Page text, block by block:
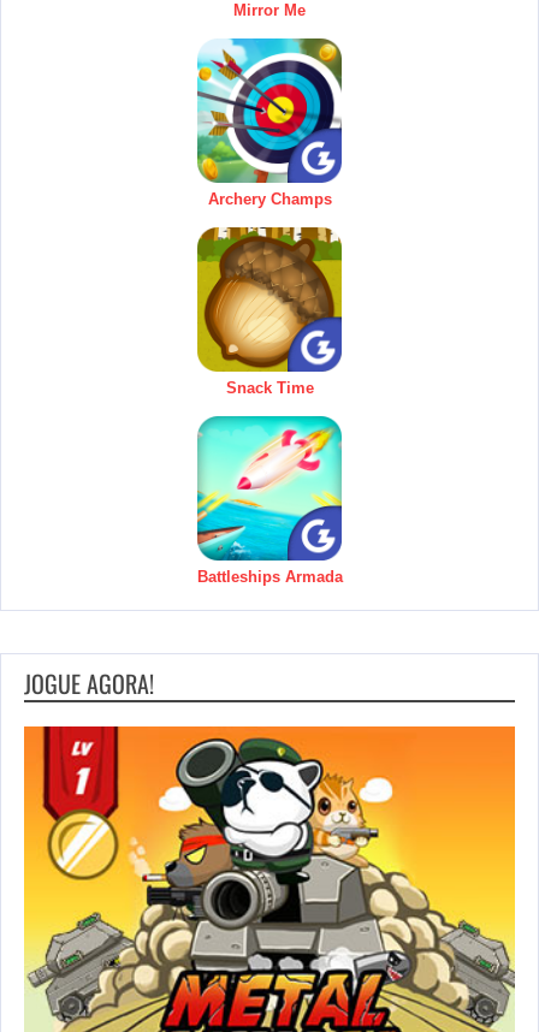
Mirror Me
Archery Champs
Snack Time
Battleships Armada
JOGUE AGORA!